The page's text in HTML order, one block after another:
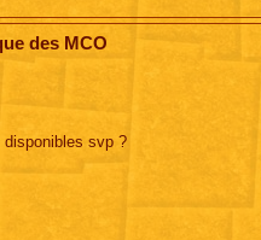
des MCO
svp ?